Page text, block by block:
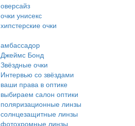
оверсайз
очки унисекс
хипстерские очки
амбассадор
Джеймс Бонд
Звёздные очки
Интервью со звёздами
ваши права в оптике
выбираем салон оптики
поляризационные линзы
солнцезащитные линзы
фотохромные линзы